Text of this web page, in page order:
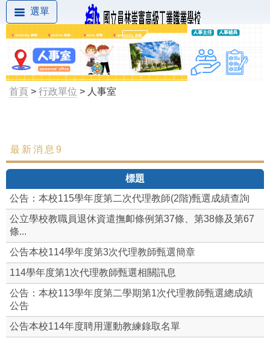
選單
首頁 > 行政單位 > 人事室
最新消息
本校差勤系統(限校內)
性別平等專區
各委員會名單
組織編制
最新消息9
標題
公告：本校115學年度第二次代理教師(2階)甄選成績查詢
公立學校教職員退休資遣撫卹條例第37條、第38條及第67
條...
公告本校114學年度第3次代理教師甄選簡章
114學年度第1次代理教師甄選相關訊息
公告：本校113學年度第二學期第1次代理教師甄選總成績
公告
公告本校114年度聘用運動教練錄取名單